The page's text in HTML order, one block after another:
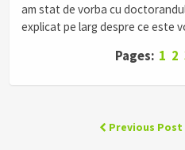
am stat de vorba cu
explicat pe larg despre ce este
Pages: 1 2
Previous Post